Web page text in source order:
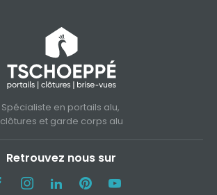
Spécialiste en portails alu,
clôtures et garde corps alu
Retrouvez nous sur